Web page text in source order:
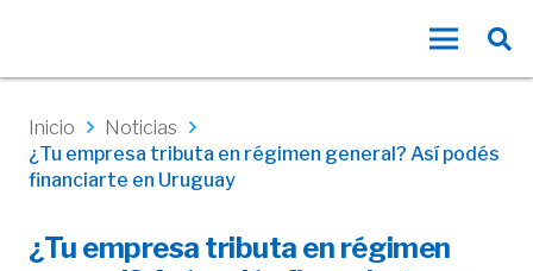
Inicio
Noticias
¿Tu empresa tributa en régimen general? Así podés
financiarte en Uruguay
¿Tu empresa tributa en régimen